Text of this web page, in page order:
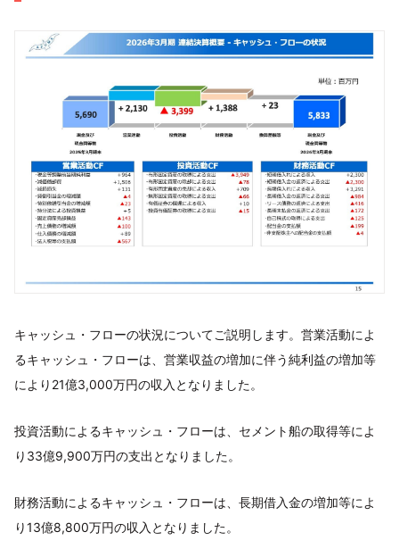
キャッシュ・フローの状況についてご説明します。営業活動によ
るキャッシュ・フローは、営業収益の増加に伴う純利益の増加等
により21億3,000万円の収入となりました。
投資活動によるキャッシュ・フローは、セメント船の取得等によ
り33億9,900万円の支出となりました。
財務活動によるキャッシュ・フローは、長期借入金の増加等によ
り13億8,800万円の収入となりました。